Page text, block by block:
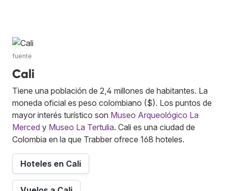
fuente
Cali
Tiene una población de 2,4 millones de habitantes. La
moneda oficial es peso colombiano ($). Los puntos de
mayor interés turístico son Museo Arqueológico La
Merced y Museo La Tertulia. Cali es una ciudad de
Colombia en la que Trabber ofrece 168 hoteles.
Hoteles en Cali